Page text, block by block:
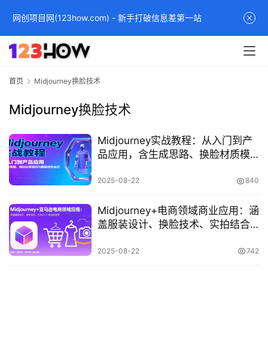
首
网
创
快
讯
钱
项
目
首页 Midjourney换脸技术
Midjourney换脸技术
Midjourney实战教程：从入门到产
品应用，含生成思路、换脸材质模
2025-08-22 840
Midjourney+电商领域商业应用：涵
盖服装设计、换脸技术、实拍结合
2025-08-22 742
网创项目网(123how.com) - 新手打破信息差第一站